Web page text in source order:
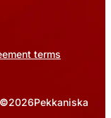
terms
©2026Pekkaniska